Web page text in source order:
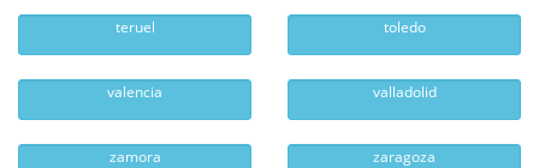
teruel toledo
valencia valladolid
zamora zaragoza